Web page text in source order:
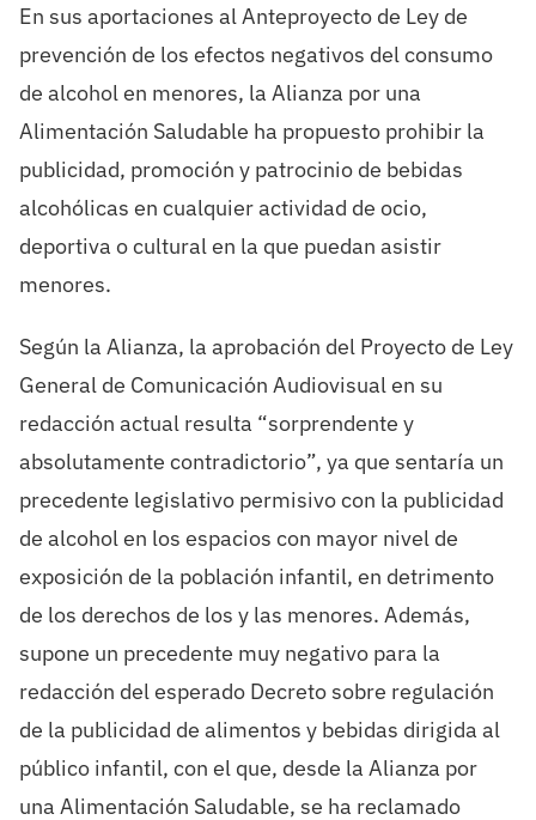
En sus aportaciones al Anteproyecto de Ley de
prevención de los efectos negativos del consumo
de alcohol en menores, la Alianza por una
Alimentación Saludable ha propuesto prohibir la
publicidad, promoción y patrocinio de bebidas
alcohólicas en cualquier actividad de ocio,
deportiva o cultural en la que puedan asistir
menores.
Según la Alianza, la aprobación del Proyecto de Ley
General de Comunicación Audiovisual en su
redacción actual resulta “sorprendente y
absolutamente contradictorio”, ya que sentaría un
precedente legislativo permisivo con la publicidad
de alcohol en los espacios con mayor nivel de
exposición de la población infantil, en detrimento
de los derechos de los y las menores. Además,
supone un precedente muy negativo para la
redacción del esperado Decreto sobre regulación
de la publicidad de alimentos y bebidas dirigida al
público infantil, con el que, desde la Alianza por
una Alimentación Saludable, se ha reclamado